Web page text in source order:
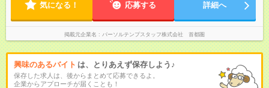
気になる！ 応募する 詳細へ
掲載元企業名 パーソルテンプスタッフ株式会社 首都圏
興味のあるバイト は、とりあえず保存しよう♪
保存した求人は、後からまとめて応募できるよ。
企業からアプローチが届くことも！